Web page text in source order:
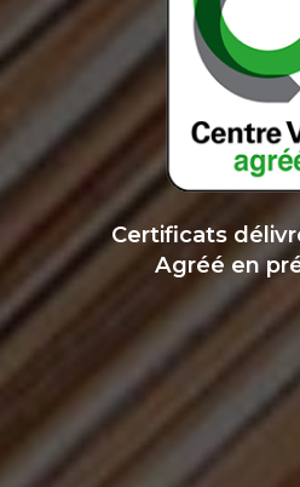
Certificats
Agréé en